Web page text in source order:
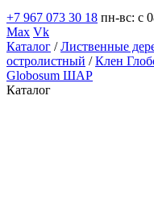
+7 967 073 30 18 пн-вс: с
Max Vk
Каталог /Лиственные
остролистный /Клен
Globosum ШАР
Каталог